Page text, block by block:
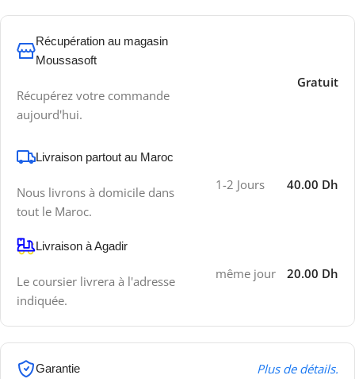
Récupération au magasin
Moussasoft
Récupérez votre commande
aujourd'hui.
Gratuit
Livraison partout au Maroc
Nous livrons à domicile dans
tout le Maroc.
1-2 Jours 40.00 Dh
Livraison à Agadir
Le coursier livrera à l'adresse
indiquée.
même jour 20.00 Dh
Garantie Plus de détails.